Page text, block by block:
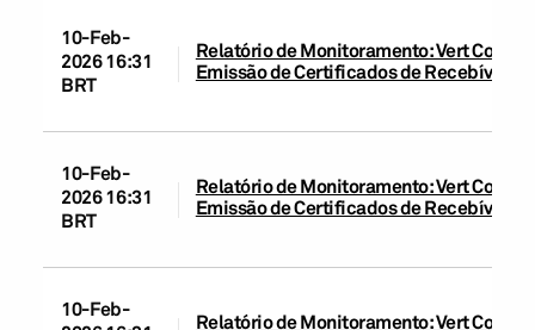
10-Feb-
2026 16:31
BRT
Relatório de Monitoramento: Vert
Emissão de Certificados de Recebíveis
10-Feb-
2026 16:31
BRT
Relatório de Monitoramento: Vert
Emissão de Certificados de Recebíveis
10-Feb-
Relatório de Monitoramento: Vert